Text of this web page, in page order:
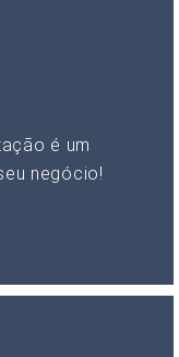
é um
negócio!